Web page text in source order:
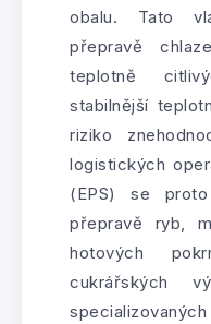
obalu. Tato
přepravě
teplotně
stabilnější
riziko
logistických
(EPS) se
přepravě ryb,
hotových
cukrářských